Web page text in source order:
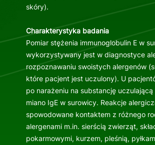
skóry).
Charakterystyka badania
Pomiar stężenia immunoglobulin E w
wykorzystywany jest w diagnostyce
rozpoznawaniu swoistych alergenów
które pacjent jest uczulony). U
po narażeniu na substancję
miano IgE w surowicy. Reakcje
spowodowane kontaktem z różnego
alergenami m.in. sierścią zwierząt,
pokarmowymi, kurzem, pleśnią,